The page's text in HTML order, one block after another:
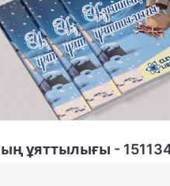
ұяттылығы -